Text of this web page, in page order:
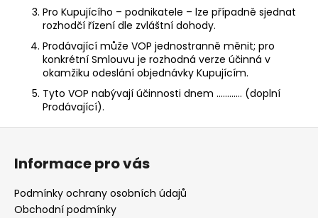
Pro Kupujícího – podnikatele – lze případně sjednat
rozhodčí řízení dle zvláštní dohody.
Prodávající může VOP jednostranně měnit; pro
konkrétní Smlouvu je rozhodná verze účinná v
okamžiku odeslání objednávky Kupujícím.
Tyto VOP nabývají účinnosti dnem ………… (doplní
Prodávající).
Informace pro vás
Podmínky ochrany osobních údajů
Obchodní podmínky